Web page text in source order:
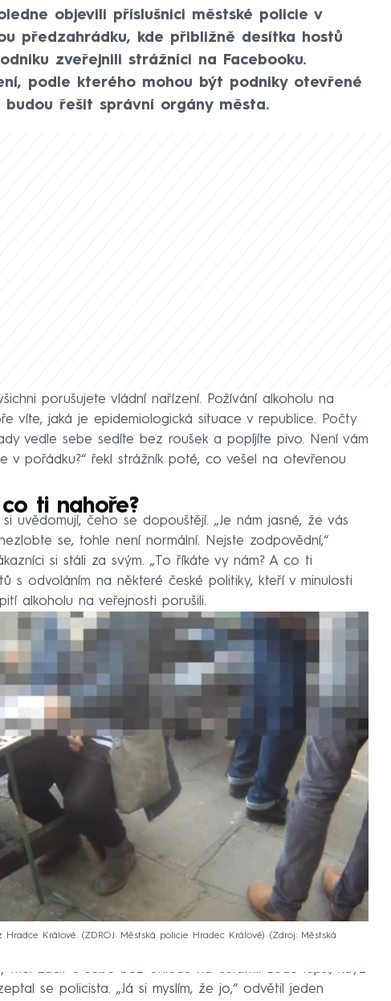
objevili příslušnici městské policie v
předzahrádku, kde přibližně desítka hostů
zveřejnili strážníci na Facebooku.
podle kterého mohou být podniky otevřené
budou řešit správní orgány města.
porušujete vládní nařízení. Požívání alkoholu na
víte, jaká je epidemiologická situace v republice. Počty
vedle sebe sedíte bez roušek a popíjíte pivo. Není vám
v pořádku?“ řekl strážník poté, co vešel na otevřenou
ti nahoře?
uvědomují, čeho se dopouštějí. „Je nám jasné, že vás
se, tohle není normální. Nejste zodpovědní,“
si stáli za svým. „To říkáte vy nám? A co ti
s odvoláním na některé české politiky, kteří v minulosti
alkoholu na veřejnosti porušili.
Králové. (ZDROJ: Městská policie Hradec Králové)
Zdroj: Městská
měl začít u sebe bez ohledu na ostatní. Bude lepší, když
se policista. „Já si myslím, že jo,“ odvětil jeden